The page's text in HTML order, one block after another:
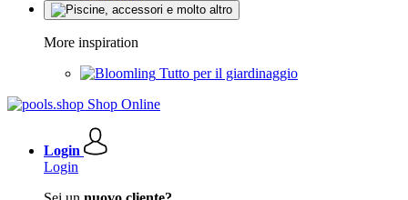
More inspiration
Tutto per il giardinaggio
Login
Login